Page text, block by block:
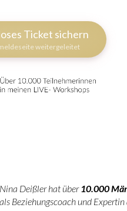
Ticket sichern
weitergeleitet
Nina Deißler hat über 10.000
als Beziehungscoach und